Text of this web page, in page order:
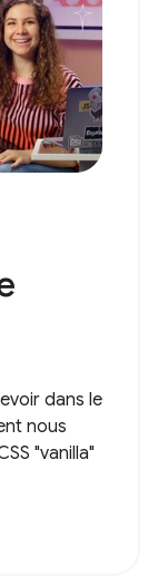
dans le
nous
"vanilla"